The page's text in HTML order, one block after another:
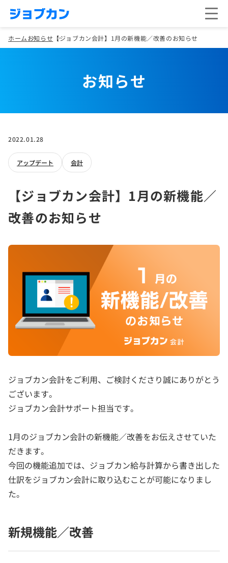
ホームお知らせ 【ジョブカン会計】1月の新機能／改善のお知らせ
お知らせ
2022.01.28
アップデート 会計
【ジョブカン会計】1月の新機能／
改善のお知らせ
ジョブカン会計をご利用、ご検討くださり誠にありがとう
ございます。
ジョブカン会計サポート担当です。
1月のジョブカン会計の新機能／改善をお伝えさせていた
だきます。
今回の機能追加では、ジョブカン給与計算から書き出した
仕訳をジョブカン会計に取り込むことが可能になりまし
た。
新規機能／改善